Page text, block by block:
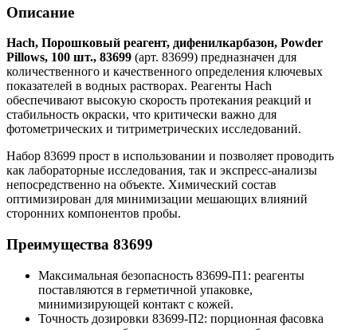
Описание
Hach, Порошковый реагент, дифенилкарбазон, Powder
Pillows, 100 шт., 83699 (арт. 83699) предназначен для
количественного и качественного определения ключевых
показателей в водных растворах. Реагенты Hach
обеспечивают высокую скорость протекания реакций и
стабильность окраски, что критически важно для
фотометрических и титриметрических исследований.
Набор 83699 прост в использовании и позволяет проводить
как лабораторные исследования, так и экспресс-анализы
непосредственно на объекте. Химический состав
оптимизирован для минимизации мешающих влияний
сторонних компонентов пробы.
Преимущества 83699
Максимальная безопасность 83699-П1: реагенты
поставляются в герметичной упаковке,
минимизирующей контакт с кожей.
Точность дозировки 83699-П2: порционная фасовка